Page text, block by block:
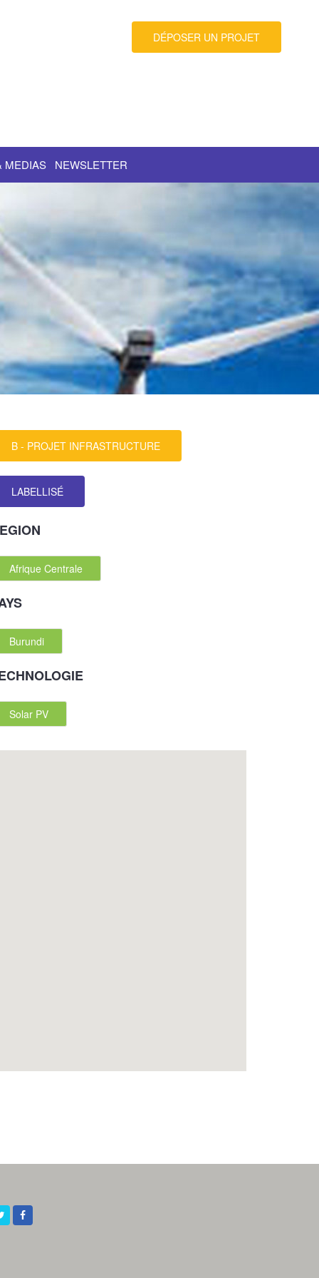
DÉPOSER UN PROJET
MEDIAS NEWSLETTER
B - PROJET INFRASTRUCTURE
LABELLISÉ
Afrique Centrale
Burundi
Solar PV